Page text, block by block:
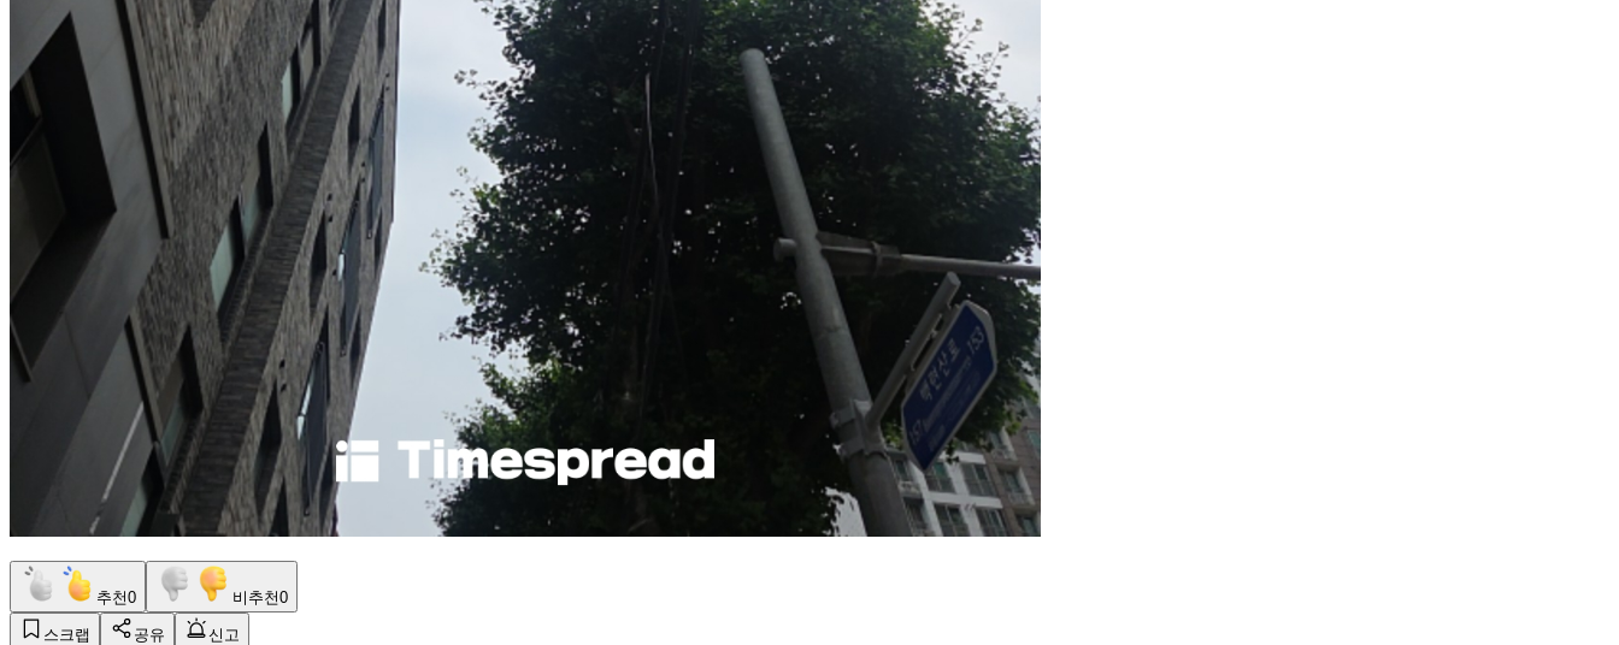
추천0 비추천0
스크랩 공유
신고